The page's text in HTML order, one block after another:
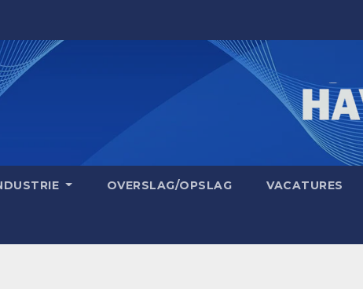
OVERSLAG/OPSLAG VACATURES